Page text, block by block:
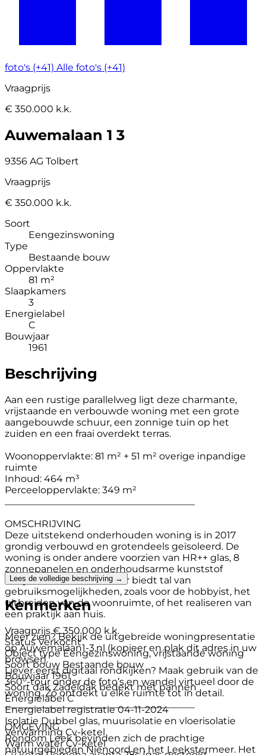
foto's (+41) Alle foto's (+41)
Vraagprijs
€ 350.000 k.k.
Auwemalaan 1 3
9356 AG Tolbert
Vraagprijs
€ 350.000 k.k.
Soort
Eengezinswoning
Type
Bestaande bouw
Oppervlakte
81 m²
Slaapkamers
3
Energielabel
C
Bouwjaar
1961
Beschrijving
Aan een rustige parallelweg ligt deze charmante,
vrijstaande en verbouwde woning met een grote
aangebouwde schuur, een zonnige tuin op het
zuiden en een fraai overdekt terras.
Woonoppervlakte: 81 m² + 51 m² overige inpandige
ruimte
Inhoud: 464 m³
Perceeloppervlakte: 349 m²
OMSCHRIJVING
Deze uitstekend onderhouden woning is in 2017
grondig verbouwd en grotendeels geïsoleerd. De
woning is onder andere voorzien van HR++ glas, 8
zonnepanelen en onderhoudsarme kunststof
kozijnen. De ruime schuur biedt tal van
gebruiksmogelijkheden, zoals voor de hobbyist, het
uitbreiden van de woonruimte, of het realiseren van
een praktijk aan huis.
Meer zien? Bekijk de uitgebreide woningpresentatie
op Auwemalaan1-3.nl (kopieer en plak dit adres in uw
browser).
Liever eerst digitaal rondkijken? Maak gebruik van de
360°-tour onder de foto’s en wandel virtueel door de
woning. Zo ontdekt u elke ruimte tot in detail.
________________________________________
OMGEVING
Rondom Leek bevinden zich de prachtige
natuurgebieden Nienoord en het Leekstermeer. Het
Lees de volledige beschrijving →
Kenmerken
Vraagprijs € 350.000 k.k.
Status Verkocht
Object type Eengezinswoning, vrijstaande woning
Soort bouw Bestaande bouw
Bouwjaar 1961
Soort dak Zadeldak bedekt met pannen
Energielabel C
Energielabel registratie 04-11-2024
Isolatie Dubbel glas, muurisolatie en vloerisolatie
Verwarming Cv-ketel
Warm water Cv-ketel